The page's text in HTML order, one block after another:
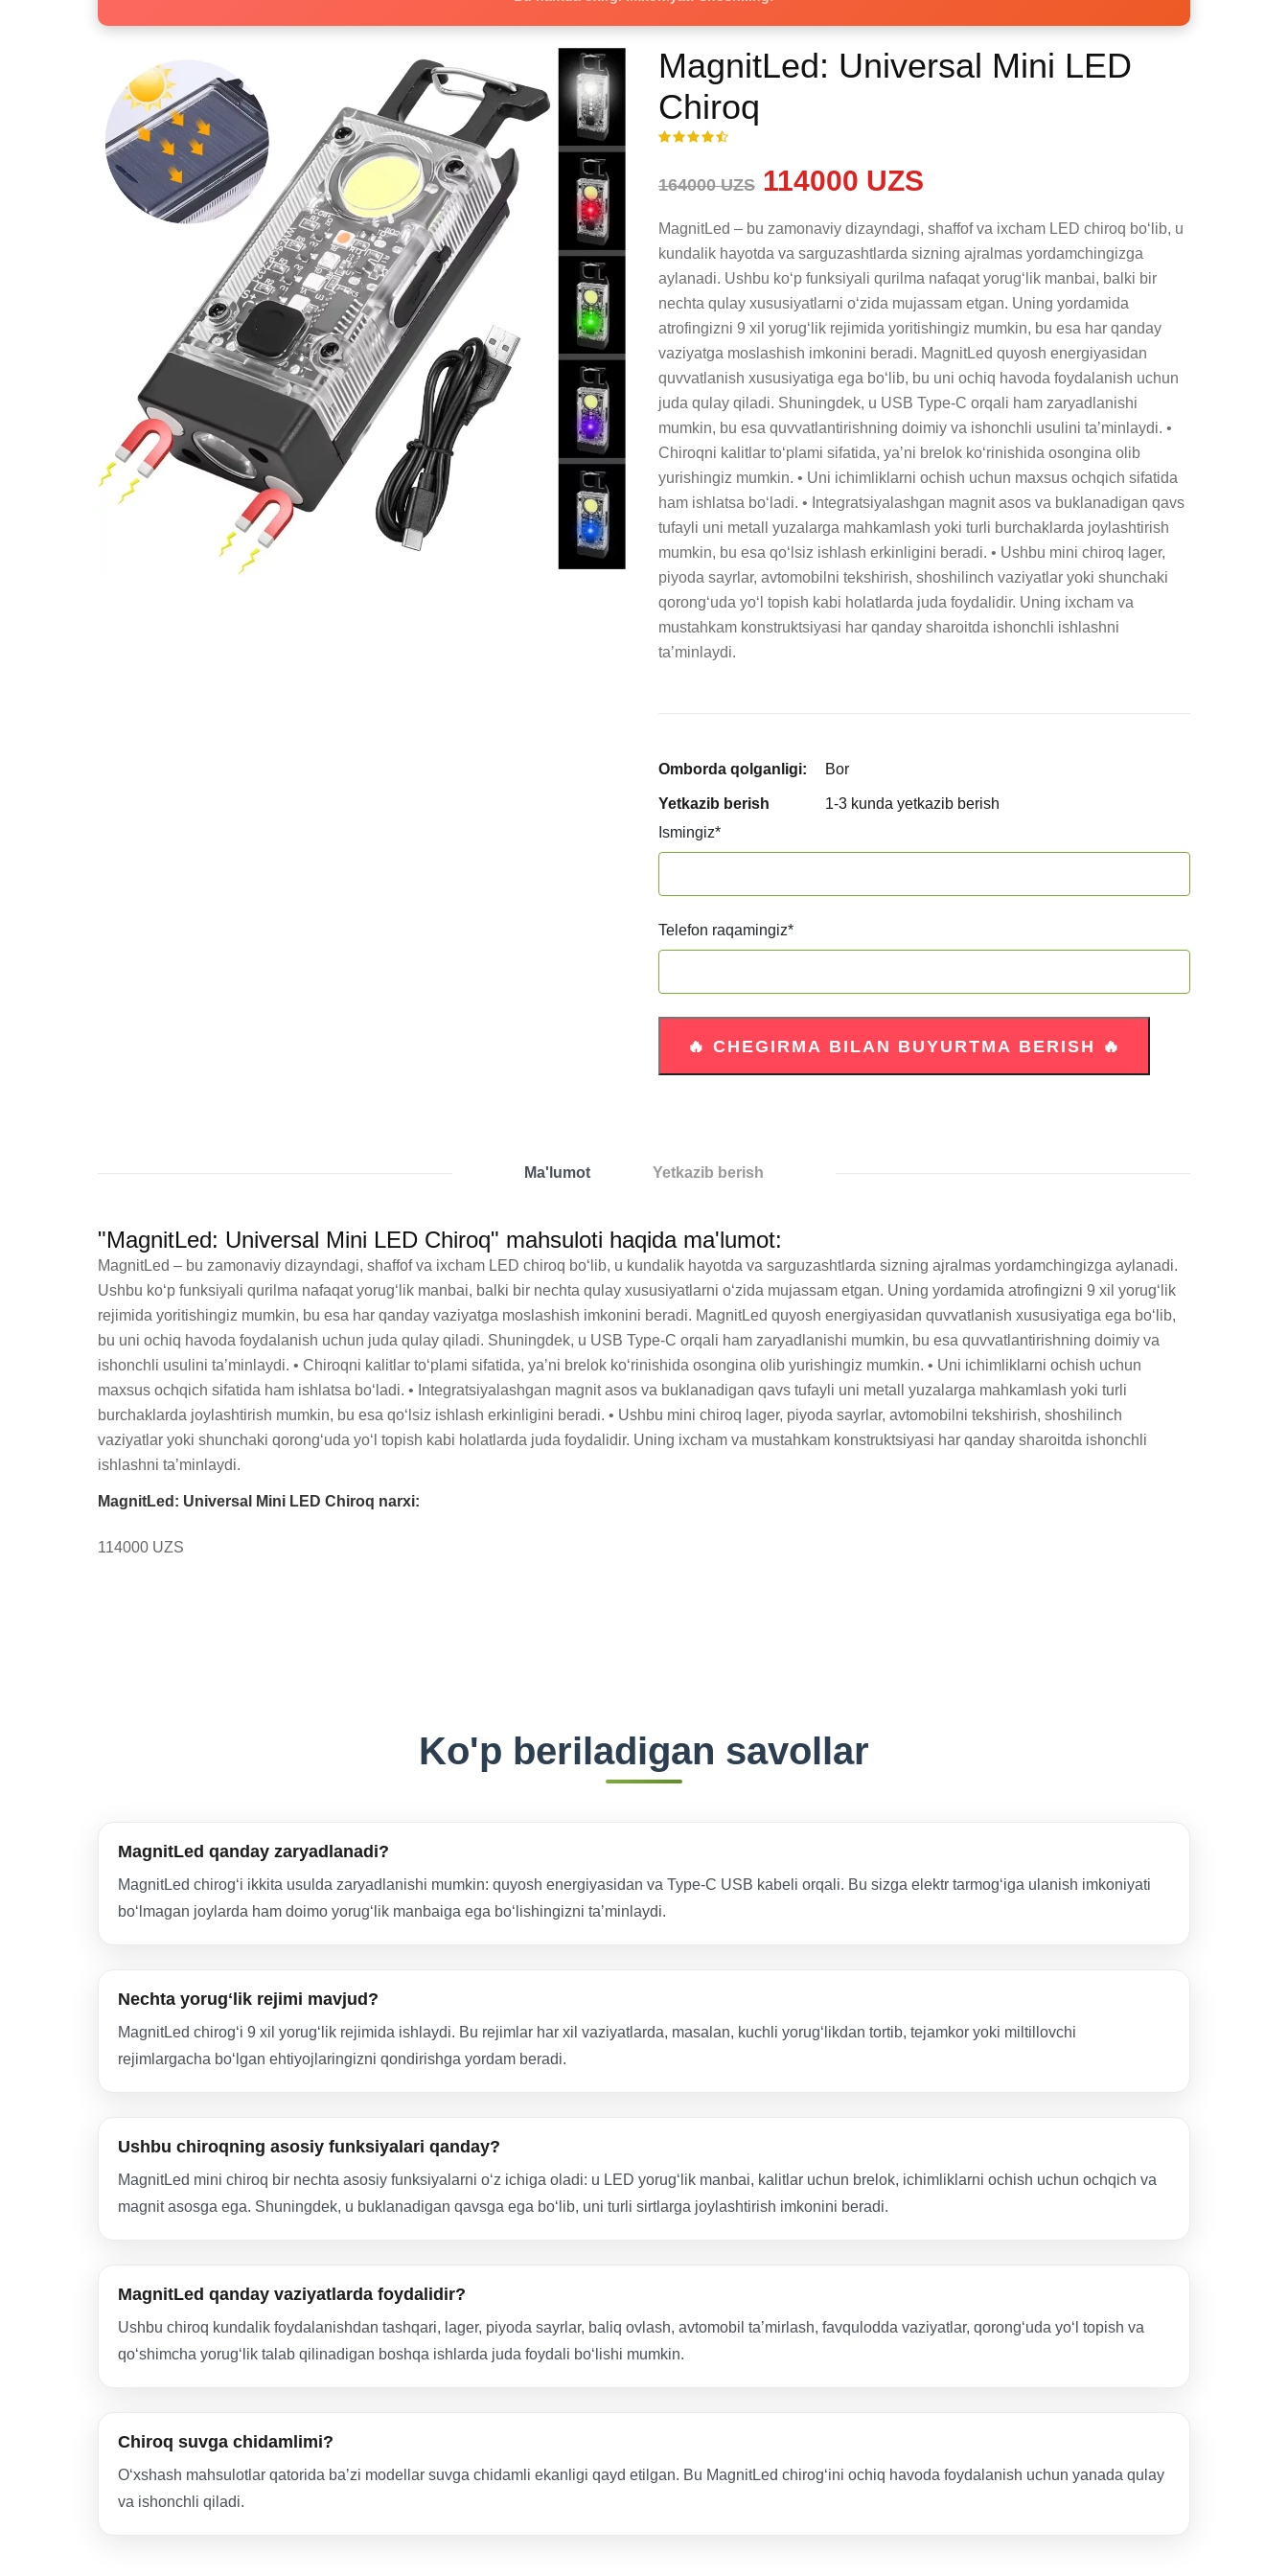
MagnitLed: Universal Mini LED
Chiroq
164000 UZS 114000 UZS
MagnitLed – bu zamonaviy dizayndagi, shaffof va ixcham LED chiroq boʻlib, u
kundalik hayotda va sarguzashtlarda sizning ajralmas yordamchingizga
aylanadi. Ushbu koʻp funksiyali qurilma nafaqat yorugʻlik manbai, balki bir
nechta qulay xususiyatlarni oʻzida mujassam etgan. Uning yordamida
atrofingizni 9 xil yorugʻlik rejimida yoritishingiz mumkin, bu esa har qanday
vaziyatga moslashish imkonini beradi. MagnitLed quyosh energiyasidan
quvvatlanish xususiyatiga ega boʻlib, bu uni ochiq havoda foydalanish uchun
juda qulay qiladi. Shuningdek, u USB Type-C orqali ham zaryadlanishi
mumkin, bu esa quvvatlantirishning doimiy va ishonchli usulini taʼminlaydi. •
Chiroqni kalitlar toʻplami sifatida, yaʼni brelok koʻrinishida osongina olib
yurishingiz mumkin. • Uni ichimliklarni ochish uchun maxsus ochqich sifatida
ham ishlatsa boʻladi. • Integratsiyalashgan magnit asos va buklanadigan qavs
tufayli uni metall yuzalarga mahkamlash yoki turli burchaklarda joylashtirish
mumkin, bu esa qoʻlsiz ishlash erkinligini beradi. • Ushbu mini chiroq lager,
piyoda sayrlar, avtomobilni tekshirish, shoshilinch vaziyatlar yoki shunchaki
qorongʻuda yoʻl topish kabi holatlarda juda foydalidir. Uning ixcham va
mustahkam konstruktsiyasi har qanday sharoitda ishonchli ishlashni
taʼminlaydi.
Omborda qolganligi: Bor
Yetkazib berish
1-3 kunda yetkazib berish
Ismingiz*
Telefon raqamingiz*
Ma'lumot Yetkazib berish
"MagnitLed: Universal Mini LED Chiroq" mahsuloti haqida ma'lumot:
MagnitLed – bu zamonaviy dizayndagi, shaffof va ixcham LED chiroq boʻlib, u kundalik hayotda va sarguzashtlarda sizning ajralmas yordamchingizga aylanadi.
Ushbu koʻp funksiyali qurilma nafaqat yorugʻlik manbai, balki bir nechta qulay xususiyatlarni oʻzida mujassam etgan. Uning yordamida atrofingizni 9 xil yorugʻlik
rejimida yoritishingiz mumkin, bu esa har qanday vaziyatga moslashish imkonini beradi. MagnitLed quyosh energiyasidan quvvatlanish xususiyatiga ega boʻlib,
bu uni ochiq havoda foydalanish uchun juda qulay qiladi. Shuningdek, u USB Type-C orqali ham zaryadlanishi mumkin, bu esa quvvatlantirishning doimiy va
ishonchli usulini taʼminlaydi. • Chiroqni kalitlar toʻplami sifatida, yaʼni brelok koʻrinishida osongina olib yurishingiz mumkin. • Uni ichimliklarni ochish uchun
maxsus ochqich sifatida ham ishlatsa boʻladi. • Integratsiyalashgan magnit asos va buklanadigan qavs tufayli uni metall yuzalarga mahkamlash yoki turli
burchaklarda joylashtirish mumkin, bu esa qoʻlsiz ishlash erkinligini beradi. • Ushbu mini chiroq lager, piyoda sayrlar, avtomobilni tekshirish, shoshilinch
vaziyatlar yoki shunchaki qorongʻuda yoʻl topish kabi holatlarda juda foydalidir. Uning ixcham va mustahkam konstruktsiyasi har qanday sharoitda ishonchli
ishlashni taʼminlaydi.
MagnitLed: Universal Mini LED Chiroq narxi:
114000 UZS
Ko'p beriladigan savollar
MagnitLed qanday zaryadlanadi?
MagnitLed chirogʻi ikkita usulda zaryadlanishi mumkin: quyosh energiyasidan va Type-C USB kabeli orqali. Bu sizga elektr tarmogʻiga ulanish imkoniyati
boʻlmagan joylarda ham doimo yorugʻlik manbaiga ega boʻlishingizni taʼminlaydi.
Nechta yorugʻlik rejimi mavjud?
MagnitLed chirogʻi 9 xil yorugʻlik rejimida ishlaydi. Bu rejimlar har xil vaziyatlarda, masalan, kuchli yorugʻlikdan tortib, tejamkor yoki miltillovchi
rejimlargacha boʻlgan ehtiyojlaringizni qondirishga yordam beradi.
Ushbu chiroqning asosiy funksiyalari qanday?
MagnitLed mini chiroq bir nechta asosiy funksiyalarni oʻz ichiga oladi: u LED yorugʻlik manbai, kalitlar uchun brelok, ichimliklarni ochish uchun ochqich va
magnit asosga ega. Shuningdek, u buklanadigan qavsga ega boʻlib, uni turli sirtlarga joylashtirish imkonini beradi.
MagnitLed qanday vaziyatlarda foydalidir?
Ushbu chiroq kundalik foydalanishdan tashqari, lager, piyoda sayrlar, baliq ovlash, avtomobil taʼmirlash, favqulodda vaziyatlar, qorongʻuda yoʻl topish va
qoʻshimcha yorugʻlik talab qilinadigan boshqa ishlarda juda foydali boʻlishi mumkin.
Chiroq suvga chidamlimi?
Oʻxshash mahsulotlar qatorida baʼzi modellar suvga chidamli ekanligi qayd etilgan. Bu MagnitLed chirogʻini ochiq havoda foydalanish uchun yanada qulay
va ishonchli qiladi.